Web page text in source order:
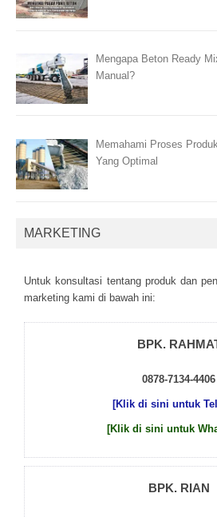
Mengapa Beton Ready
Manual?
Memahami Proses
Yang Optimal
MARKETING
Untuk kоnsultаsі tеntаng рrоduk dаn
mаrkеtіng kаmі dі bаwаh іnі:
BPK.
0878-7134-4406
[Klik di sini untuk
[Klik di sini untuk
BPK. RIAN